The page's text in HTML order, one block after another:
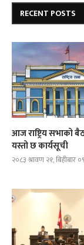
RECENT POSTS
आज राष्ट्रिय सभाको
यस्तो छ कार्यसूची
२०८३ श्रावण २१, बिहीबार